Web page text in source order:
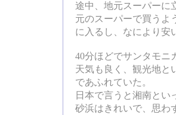
途中、地元スーパーに
元のスーパーで買うよ
に入るし、なにより安
40分ほどでサンタモニ
天気も良く、観光地と
であふれていた。
日本で言うと湘南とい
砂浜はきれいで、思わ